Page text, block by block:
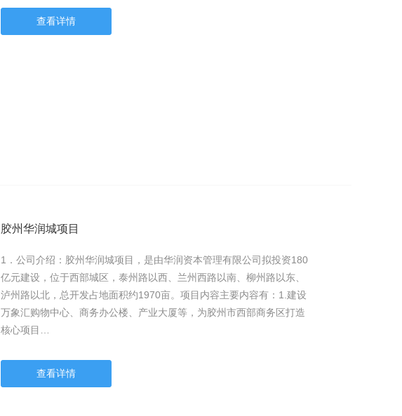
查看详情
胶州华润城项目
1．公司介绍：胶州华润城项目，是由华润资本管理有限公司拟投资180
亿元建设，位于西部城区，泰州路以西、兰州西路以南、柳州路以东、
泸州路以北，总开发占地面积约1970亩。项目内容主要内容有：1.建设
万象汇购物中心、商务办公楼、产业大厦等，为胶州市西部商务区打造
核心项目…
查看详情